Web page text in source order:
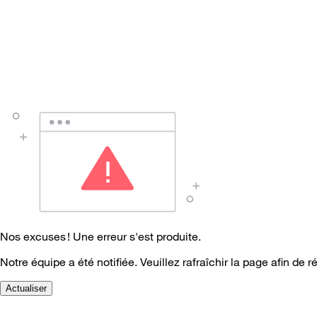
Nos excuses ! Une erreur s'est produite.
Notre équipe a été notifiée. Veuillez rafraîchir la page afin de
Actualiser